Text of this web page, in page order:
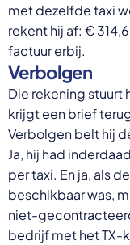
met dezelfde taxi
rekent hij af: €
factuur erbij.
Verbolgen
Die rekening stuurt
krijgt een brief
Verbolgen belt hij
Ja, hij had
per taxi. En ja, als
beschikbaar was,
niet-
bedrijf met het TX-